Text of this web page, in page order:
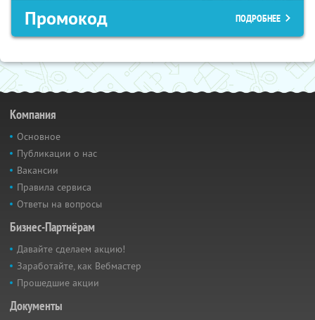
Промокод ПОДРОБНЕЕ
Компания
Основное
Публикации о нас
Вакансии
Правила сервиса
Ответы на вопросы
Бизнес-Партнёрам
Давайте сделаем акцию!
Заработайте, как Вебмастер
Прошедшие акции
Документы